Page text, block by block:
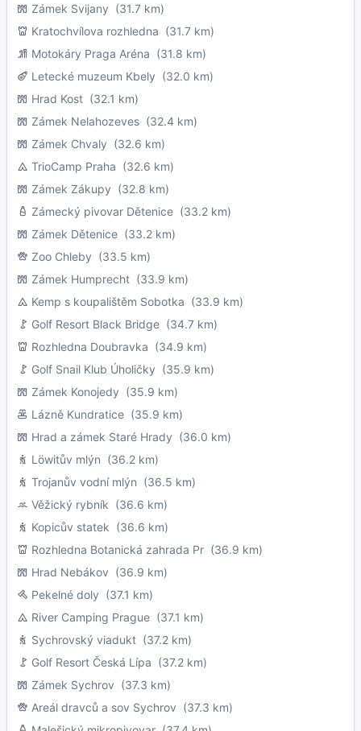
Zámek Svijany (31.7 km)
Kratochvílova rozhledna (31.7 km)
Motokáry Praga Aréna (31.8 km)
Letecké muzeum Kbely (32.0 km)
Hrad Kost (32.1 km)
Zámek Nelahozeves (32.4 km)
Zámek Chvaly (32.6 km)
TrioCamp Praha (32.6 km)
Zámek Zákupy (32.8 km)
Zámecký pivovar Dětenice (33.2 km)
Zámek Dětenice (33.2 km)
Zoo Chleby (33.5 km)
Zámek Humprecht (33.9 km)
Kemp s koupalištěm Sobotka (33.9 km)
Golf Resort Black Bridge (34.7 km)
Rozhledna Doubravka (34.9 km)
Golf Snail Klub Úholičky (35.9 km)
Zámek Konojedy (35.9 km)
Lázně Kundratice (35.9 km)
Hrad a zámek Staré Hrady (36.0 km)
Löwitův mlýn (36.2 km)
Trojanův vodní mlýn (36.5 km)
Věžický rybník (36.6 km)
Kopicův statek (36.6 km)
Rozhledna Botanická zahrada Pr (36.9 km)
Hrad Nebákov (36.9 km)
Pekelné doly (37.1 km)
River Camping Prague (37.1 km)
Sychrovský viadukt (37.2 km)
Golf Resort Česká Lípa (37.2 km)
Zámek Sychrov (37.3 km)
Areál dravců a sov Sychrov (37.3 km)